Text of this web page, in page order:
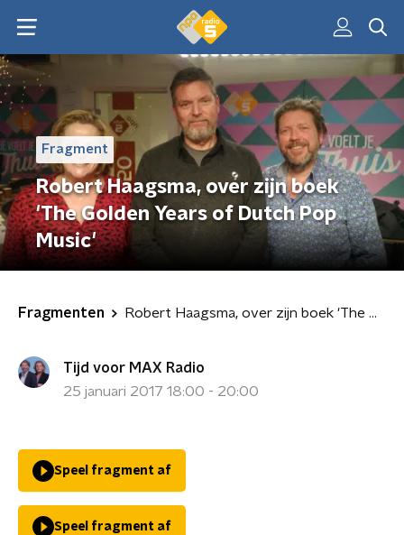
Fragment
Robert Haagsma, over zijn boek
'The Golden Years of Dutch Pop
Music'
Fragmenten Robert Haagsma, over zijn boek 'The Golden Years of Dutch Pop Music'
Tijd voor MAX Radio
25 januari 2017 18:00 - 20:00
Speel fragment af
Speel fragment af